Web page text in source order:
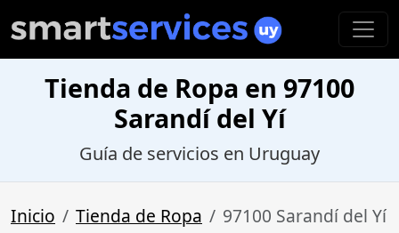
Tienda de Ropa en 97100
Sarandí del Yí
Guía de servicios en Uruguay
Inicio Tienda de Ropa 97100 Sarandí del Yí